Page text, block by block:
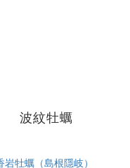
波紋牡蠣